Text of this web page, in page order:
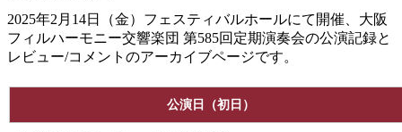
2025年2月14日（金）フェスティバルホールにて開催、大阪
フィルハーモニー交響楽団 第585回定期演奏会の公演記録と
レビュー/コメントのアーカイブページです。
公演日（初日）